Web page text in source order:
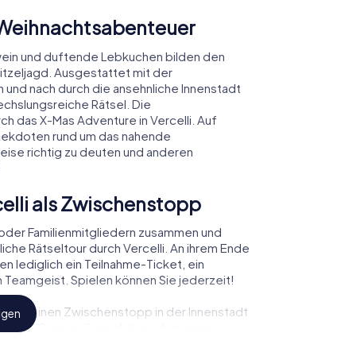
und duftende Lebkuchen bilden den
Ausgestattet mit der
nach durch die ansehnliche Innenstadt
Rätsel. Die
das X-Mas Adventure in Vercelli. Auf
rund um das nahende
richtig zu deuten und anderen
als Zwischenstopp
Familienmitgliedern zusammen und
Rätseltour durch Vercelli. An ihrem Ende
lediglich ein Teilnahme-Ticket, ein
Spielen können Sie jederzeit!
Sie einen Zwischenstopp in der Innenstadt
Gönnen Sie sich hier ruhig einen